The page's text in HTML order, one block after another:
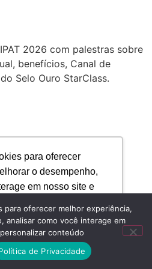
para oferecer
o desempenho,
em nosso site e
Aceitar Cookies
2026 com palestras sobre
benefícios, Canal de
Selo Ouro StarClass.
para oferecer melhor experiência,
analisar como você interage em
conteúdo
de Privacidade